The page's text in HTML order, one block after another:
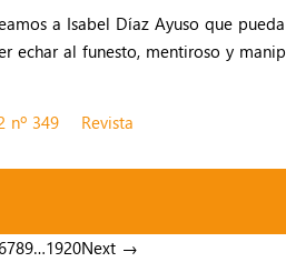
a Isabel Díaz Ayuso que
echar al funesto, mentiroso y
nº 349 Revista
789…1920Next →